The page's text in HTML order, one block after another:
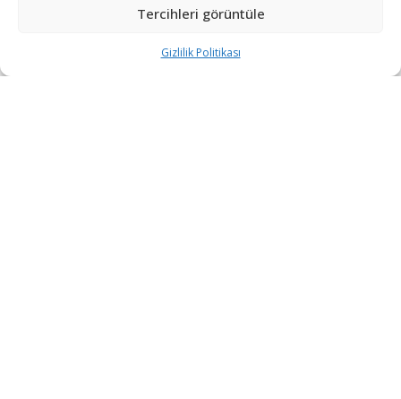
Tercihleri görüntüle
Gizlilik Politikası
[wpcc-iframe src=”https://open.spotify.com/embed-
width=”100%” frameborder=”no” height=”152″